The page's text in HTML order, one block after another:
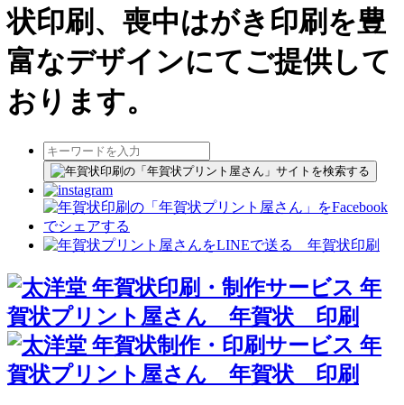
状印刷、喪中はがき印刷を豊
富なデザインにてご提供して
おります。